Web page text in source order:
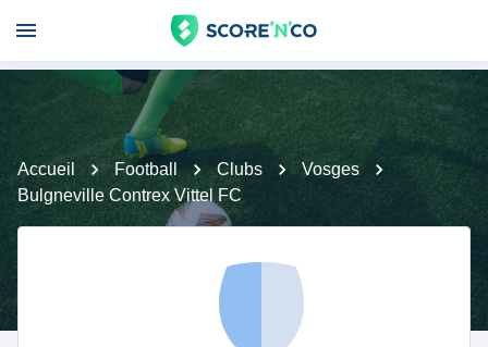
Accueil Football Clubs
Vosges
Bulgneville Contrex Vittel FC